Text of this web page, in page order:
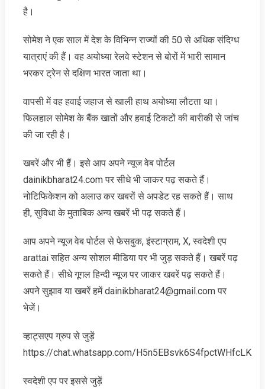
है।
सोमेश ने एक साल में देश के विभिन्न राज्यों की 50 से अधिक संदिग्ध
यात्राएं की हैं। वह अयोध्या रेलवे स्टेशन से बोरों में भारी सामान
भरकर ट्रेन से दक्षिण भारत जाता था।
वापसी में वह हवाई जहाज से खाली हाथ अयोध्या लौटता था।
फिलहाल सोमेश के बैंक खातों और हवाई टिकटों की बारीकी से जांच
की जा रही है।
खबरें और भी हैं। इसे आप अपने न्‍यूज वेब पोर्टल
dainikbharat24.com पर सीधे भी जाकर पढ़ सकते हैं।
नोटिफिकेशन को अलाउ कर खबरों से अपडेट रह सकते हैं। साथ
ही, सुविधा के मुताबिक अन्‍य खबरें भी पढ़ सकते हैं।
आप अपने न्‍यूज वेब पोर्टल से फेसबुक, इंस्‍टाग्राम, X, स्‍वदेशी एप
arattai सहित अन्‍य सोशल मीडिया पर भी जुड़ सकते हैं। खबरें पढ़
सकते हैं। सीधे गूगल हिन्‍दी न्‍यूज पर जाकर खबरें पढ़ सकते हैं।
अपने सुझाव या खबरें हमें dainikbharat24@gmail.com पर
भेजें।
व्‍हाट्सएप ग्रुप से जुड़ें
https://chat.whatsapp.com/H5n5EBsvk6S4fpctWHfcLK
स्‍वदेशी एप पर इससे जुड़ें